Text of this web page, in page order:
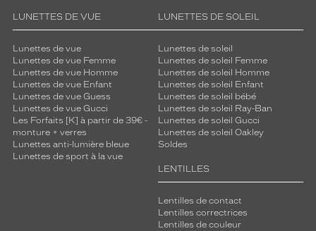
LUNETTES DE VUE
Lunettes de vue
Lunettes de vue Femme
Lunettes de vue Homme
Lunettes de vue Enfant
Lunettes de vue Guess
Lunettes de vue Gucci
Les Forfaits [K] à partir de 39€ -
monture + verres
Lunettes anti-lumière bleue
Lunettes de sport à la vue
LUNETTES DE SOLEIL
Lunettes de soleil
Lunettes de soleil Femme
Lunettes de soleil Homme
Lunettes de soleil Enfant
Lunettes de soleil bébé
Lunettes de soleil Ray-Ban
Lunettes de soleil Gucci
Lunettes de soleil Oakley
Soldes
LENTILLES
Lentilles de contact
Lentilles correctrices
Lentilles de couleur